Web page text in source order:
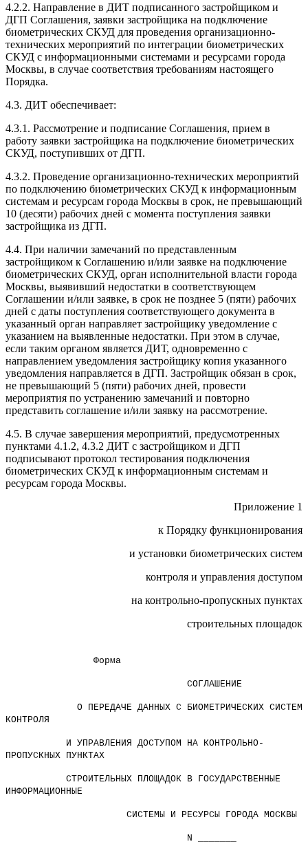
4.2.2. Направление в ДИТ подписанного застройщиком и
ДГП Соглашения, заявки застройщика на подключение
биометрических СКУД для проведения организационно-
технических мероприятий по интеграции биометрических
СКУД с информационными системами и ресурсами города
Москвы, в случае соответствия требованиям настоящего
Порядка.
4.3. ДИТ обеспечивает:
4.3.1. Рассмотрение и подписание Соглашения, прием в
работу заявки застройщика на подключение биометрических
СКУД, поступивших от ДГП.
4.3.2. Проведение организационно-технических мероприятий
по подключению биометрических СКУД к информационным
системам и ресурсам города Москвы в срок, не превышающий
10 (десяти) рабочих дней с момента поступления заявки
застройщика из ДГП.
4.4. При наличии замечаний по представленным
застройщиком к Соглашению и/или заявке на подключение
биометрических СКУД, орган исполнительной власти города
Москвы, выявивший недостатки в соответствующем
Соглашении и/или заявке, в срок не позднее 5 (пяти) рабочих
дней с даты поступления соответствующего документа в
указанный орган направляет застройщику уведомление с
указанием на выявленные недостатки. При этом в случае,
если таким органом является ДИТ, одновременно с
направлением уведомления застройщику копия указанного
уведомления направляется в ДГП. Застройщик обязан в срок,
не превышающий 5 (пяти) рабочих дней, провести
мероприятия по устранению замечаний и повторно
представить соглашение и/или заявку на рассмотрение.
4.5. В случае завершения мероприятий, предусмотренных
пунктами 4.1.2, 4.3.2 ДИТ с застройщиком и ДГП
подписывают протокол тестирования подключения
биометрических СКУД к информационным системам и
ресурсам города Москвы.
Приложение 1
к Порядку функционирования
и установки биометрических систем
контроля и управления доступом
на контрольно-пропускных пунктах
строительных площадок
Форма
СОГЛАШЕНИЕ
О ПЕРЕДАЧЕ ДАННЫХ С БИОМЕТРИЧЕСКИХ СИСТЕМ
КОНТРОЛЯ
И УПРАВЛЕНИЯ ДОСТУПОМ НА КОНТРОЛЬНО-
ПРОПУСКНЫХ ПУНКТАХ
СТРОИТЕЛЬНЫХ ПЛОЩАДОК В ГОСУДАРСТВЕННЫЕ
ИНФОРМАЦИОННЫЕ
СИСТЕМЫ И РЕСУРСЫ ГОРОДА МОСКВЫ
N _______